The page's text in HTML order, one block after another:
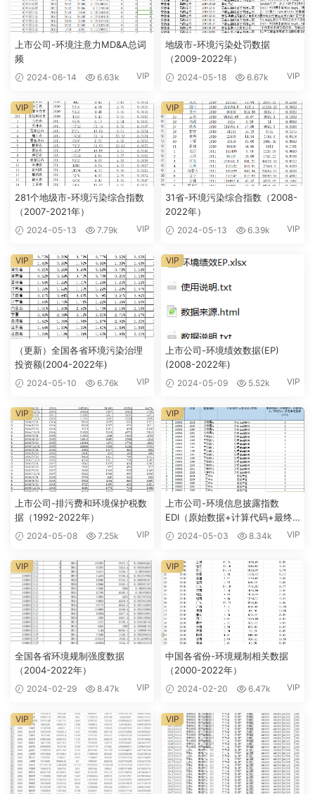
上市公司-环境注意力MD&A总词
频
2024-06-14 6.63k VIP
地级市-环境污染处罚数据
（2009-2022年）
2024-05-18 6.67k VIP
281个地级市-环境污染综合指数
（2007-2021年）
2024-05-13 7.79k VIP
VIP
31省-环境污染综合指数（2008-
2022年）
2024-05-13 6.39k VIP
VIP
（更新）全国各省环境污染治理
投资额(2004-2022年)
2024-05-10 6.76k VIP
VIP
上市公司-环境绩效数据(EP)
(2008-2022年)
2024-05-09 5.52k VIP
VIP
上市公司-排污费和环境保护税数
据（1992-2022年）
2024-05-08 7.25k VIP
VIP
上市公司-环境信息披露指数
EDI（原始数据+计算代码+最终
结果+参考文献）（2008-2022
2024-05-03 8.34k VIP
VIP
全国各省环境规制强度数据
（2004-2022年）
2024-02-29 8.47k VIP
VIP
中国各省份-环境规制相关数据
（2000-2022年）
2024-02-20 6.47k VIP
VIP
VIP VIP